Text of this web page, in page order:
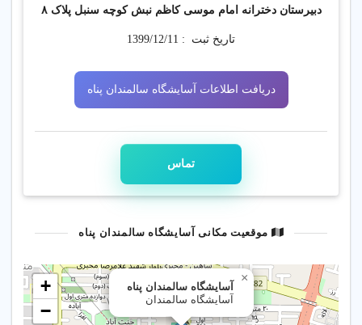
💊 ارائه خدمات درمانی، مراقبتی، فیزیوتراپی
🧠 حضور روانشناس متخصص برای
مراقبت‌های روحی
🎉 برگزاری جشن‌ها، برنامه‌های مفرح و
کارگاه‌های آموزشی
ما باور داریم سالمندان باید با عشق و احترام
زندگی کنند. آسایشگاه پناه، خانه‌ای گرم برای
دل‌های مهربان 💛
📍 آدرس
شمالی، جنب دبیرستان دخترانه امام موسی
کاظم، قبل از کوچه سنبل، پلاک ۸
دبیرستان دخترانه امام موسی کاظم نبش کوچه سنبل پلاک ۸
تاریخ ثبت : 1399/12/11
دریافت اطلاعات آسایشگاه سالمندان پناه
تماس
موقعیت مکانی آسایشگاه سالمندان پناه